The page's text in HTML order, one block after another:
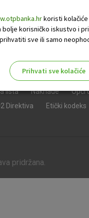
lista Naknade Opći
Direktiva Etički kodeks
pridržana.
koristi
korisničko iskustvo i
sve ili samo
Prihvati sve kolačiće